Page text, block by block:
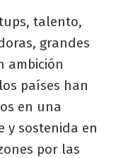
talento,
grandes
ambición
países han
en una
y sostenida en
por las